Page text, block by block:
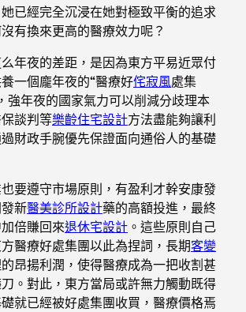
已經完全沉浸在她對極致平衡的追求
有換來更高的醫療效力呢？
年夜的差距，是因為東方平易近眾付
一個龐年夜的“醫療好侘寂風處集
強年夜的國家氣力可以削減分歧理本
談判等樂齡住宅設計方法盡能夠讓利
財政手腕優先保證面向通俗人的基礎
要遵守市場原則，有盈利才幹安康發
新醫美診所設計藥的高額投進，最終
倍賺回來退休宅設計 。這些原則自己
醫療好處集團以此為捏詞，長期客變
昂揚利潤，使得醫療成為一把收割甚
。對此，東方當局或許無力觸動既得
就已經被好處集團收買，醫療價格焉